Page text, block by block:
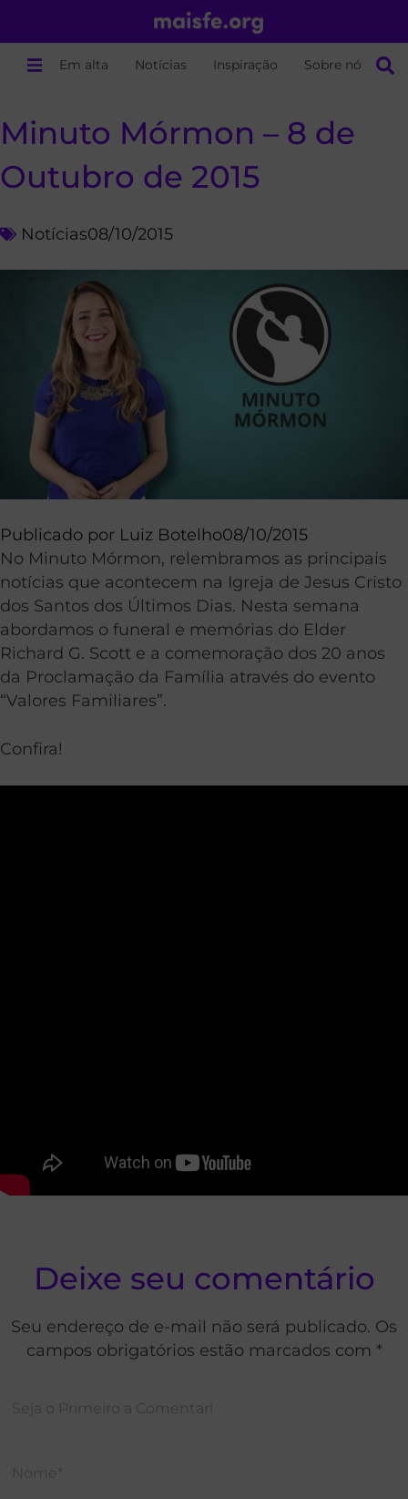
Em alta Notícias Inspiração Sobre nós
Minuto Mórmon – 8 de
Outubro de 2015
Notícias08/10/2015
Publicado por Luiz Botelho08/10/2015
No Minuto Mórmon, relembramos as principais
notícias que acontecem na Igreja de Jesus Cristo
dos Santos dos Últimos Dias. Nesta semana
abordamos o funeral e memórias do Elder
Richard G. Scott e a comemoração dos 20 anos
da Proclamação da Família através do evento
“Valores Familiares”.
Confira!
Deixe seu comentário
Seu endereço de e-mail não será publicado. Os
campos obrigatórios estão marcados com *